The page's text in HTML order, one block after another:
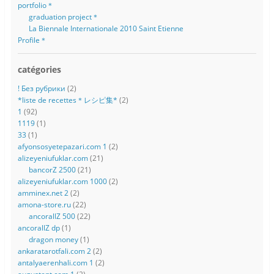
portfolio＊
graduation project＊
La Biennale Internationale 2010 Saint Etienne
Profile＊
catégories
! Без рубрики (2)
*liste de recettes＊レシピ集* (2)
1 (92)
1119(1)
33 (1)
afyonsosyetepazari.com 1 (2)
alizeyeniufuklar.com(21)
bancorZ 2500(21)
alizeyeniufuklar.com 1000(2)
amminex.net 2(2)
amona-store.ru(22)
ancorallZ 500(22)
ancorallZ dp(1)
dragon money(1)
ankaratarotfali.com 2(2)
antalyaerenhali.com 1 (2)